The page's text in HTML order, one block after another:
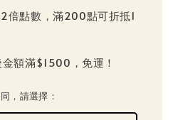
倍點數，滿200點可折抵1
額滿$1500，免運！
，請選擇：